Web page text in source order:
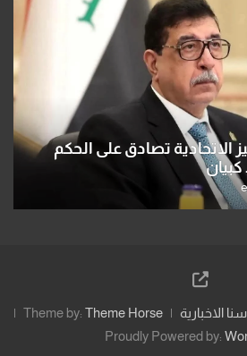
الاتحادية تصادق على الحكم
كبيان
الاخبارية Theme by: Theme Horse
Proudly Powered by: